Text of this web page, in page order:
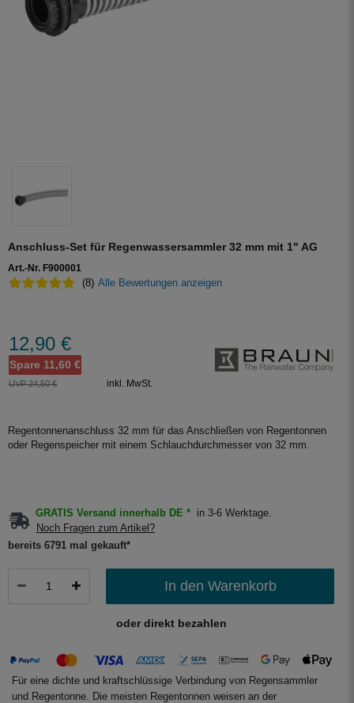
Anschluss-Set für Regenwassersammler 32 mm mit 1" AG
Art.-Nr. F900001
(8) Alle Bewertungen anzeigen
12,90 €
Spare 11,60 €
UVP 24,50 € inkl. MwSt.
Regentonnenanschluss 32 mm für das Anschließen von Regentonnen
oder Regenspeicher mit einem Schlauchdurchmesser von 32 mm.
GRATIS Versand innerhalb DE *
in 3-6 Werktage.
Noch Fragen zum Artikel?
bereits 6791 mal gekauft*
In den Warenkorb
oder direkt bezahlen
Für eine dichte und kraftschlüssige Verbindung von Regensammler
und Regentonne. Die meisten Regentonnen weisen an der